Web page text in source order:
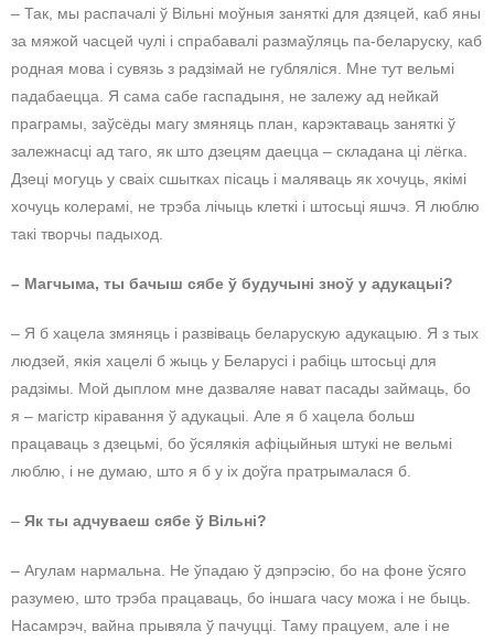
– Так, мы распачалі ў Вільні моўныя заняткі для дзяцей, каб яны
за мяжой часцей чулі і спрабавалі размаўляць па-беларуску, каб
родная мова і сувязь з радзімай не губляліся. Мне тут вельмі
падабаецца. Я сама сабе гаспадыня, не залежу ад нейкай
праграмы, заўсёды магу змяняць план, карэктаваць заняткі ў
залежнасці ад таго, як што дзецям даецца – складана ці лёгка.
Дзеці могуць у сваіх сшытках пісаць і маляваць як хочуць, якімі
хочуць колерамі, не трэба лічыць клеткі і штосьці яшчэ. Я люблю
такі творчы падыход.
– Магчыма, ты бачыш сябе ў будучыні зноў у адукацыі?
– Я б хацела змяняць і развіваць беларускую адукацыю. Я з тых
людзей, якія хацелі б жыць у Беларусі і рабіць штосьці для
радзімы. Мой дыплом мне дазваляе нават пасады займаць, бо
я – магістр кіравання ў адукацыі. Але я б хацела больш
працаваць з дзецьмі, бо ўсялякія афіцыйныя штукі не вельмі
люблю, і не думаю, што я б у іх доўга пратрымалася б.
– Як ты адчуваеш сябе ў Вільні?
– Агулам нармальна. Не ўпадаю ў дэпрэсію, бо на фоне ўсяго
разумею, што трэба працаваць, бо іншага часу можа і не быць.
Насамрэч, вайна прывяла ў пачуцці. Таму працуем, але і не